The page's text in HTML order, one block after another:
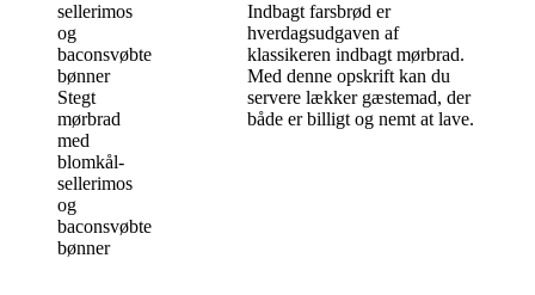
Stegt
mørbrad
med
blomkål-
sellerimos
og
baconsvøbte
bønner
Indbagt farsbrød er
hverdagsudgaven af
klassikeren indbagt mørbrad.
Med denne opskrift kan du
servere lækker gæstemad, der
både er billigt og nemt at lave.